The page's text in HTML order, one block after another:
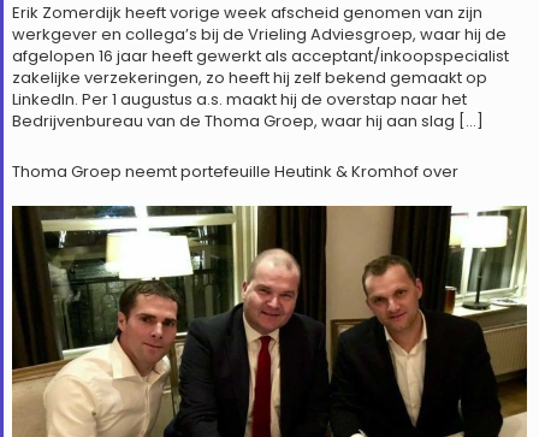
Erik Zomerdijk heeft vorige week afscheid genomen van zijn
werkgever en collega’s bij de Vrieling Adviesgroep, waar hij de
afgelopen 16 jaar heeft gewerkt als acceptant/inkoopspecialist
zakelijke verzekeringen, zo heeft hij zelf bekend gemaakt op
LinkedIn. Per 1 augustus a.s. maakt hij de overstap naar het
Bedrijvenbureau van de Thoma Groep, waar hij aan slag […]
Thoma Groep neemt portefeuille Heutink & Kromhof over